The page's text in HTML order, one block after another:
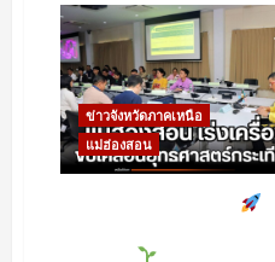
เอา
จริง!
ตรวจ
เข้ม
ประมง
ผิด
กฎหมาย
–
เตรียม
ข่าวจังหวัดภาคเหนือ
แม่ฮ่องสอน